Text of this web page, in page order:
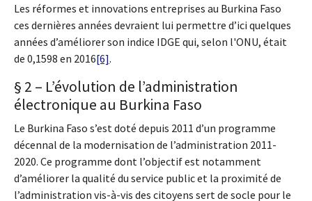
Les réformes et innovations entreprises au Burkina Faso
ces dernières années devraient lui permettre d’ici quelques
années d’améliorer son indice IDGE qui, selon l'ONU, était
de 0,1598 en 2016[6].
§ 2 – L’évolution de l’administration
électronique au Burkina Faso
Le Burkina Faso s’est doté depuis 2011 d’un programme
décennal de la modernisation de l’administration 2011-
2020. Ce programme dont l’objectif est notamment
d’améliorer la qualité du service public et la proximité de
l’administration vis-à-vis des citoyens sert de socle pour le